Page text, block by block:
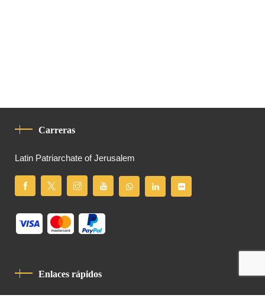
Carreras
Latin Patriarchate of Jerusalem
Enlaces rápidos